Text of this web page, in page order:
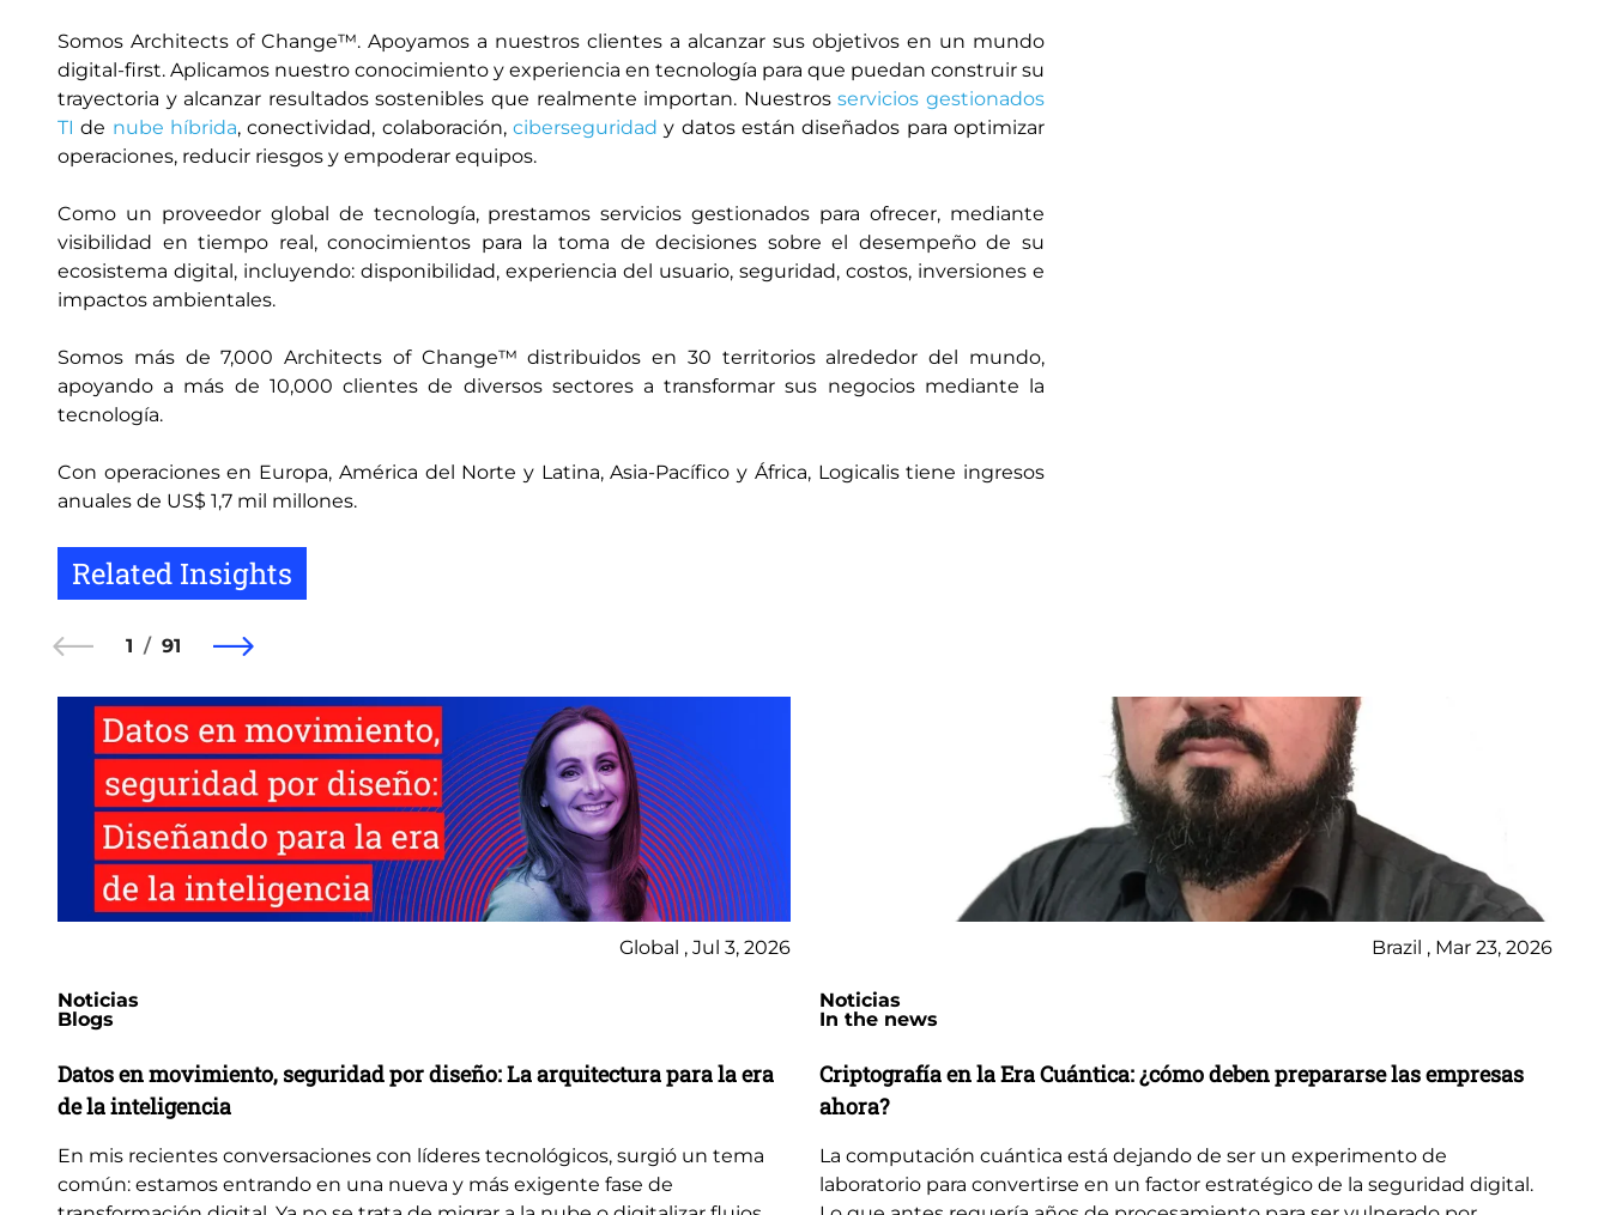
Somos Architects of Change™. Apoyamos a nuestros clientes a alcanzar sus objetivos en un mundo
digital-first. Aplicamos nuestro conocimiento y experiencia en tecnología para que puedan construir su
trayectoria y alcanzar resultados sostenibles que realmente importan. Nuestrosservicios gestionados
TI de nube híbrida, conectividad, colaboración,ciberseguridad y datos están diseñados para optimizar
operaciones, reducir riesgos y empoderar equipos.
Como un proveedor global de tecnología, prestamos servicios gestionados para ofrecer, mediante
visibilidad en tiempo real, conocimientos para la toma de decisiones sobre el desempeño de su
ecosistema digital, incluyendo: disponibilidad, experiencia del usuario, seguridad, costos, inversiones e
impactos ambientales.
Somos más de 7,000 Architects of Change™ distribuidos en 30 territorios alrededor del mundo,
apoyando a más de 10,000 clientes de diversos sectores a transformar sus negocios mediante la
tecnología.
Con operaciones en Europa, América del Norte y Latina, Asia-Pacífico y África, Logicalis tiene ingresos
anuales de US$ 1,7 mil millones.
Related Insights
1 91
Global , Jul 3, 2026
Noticias
Blogs
Datos en movimiento, seguridad por diseño: La arquitectura para la era
de la inteligencia
En mis recientes conversaciones con líderes tecnológicos, surgió un tema
común: estamos entrando en una nueva y más exigente fase de
Brazil , Mar 23, 2026
Noticias
In the news
Criptografía en la Era Cuántica: ¿cómo deben prepararse las empresas
ahora?
La computación cuántica está dejando de ser un experimento de
laboratorio para convertirse en un factor estratégico de la seguridad digital.